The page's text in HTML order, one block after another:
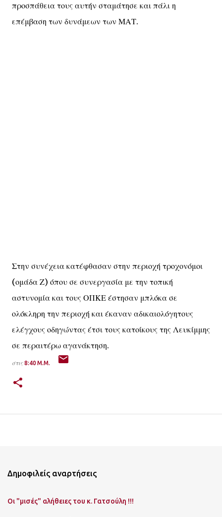
προσπάθεια τους αυτήν σταμάτησε και πάλι η
επέμβαση των δυνάμεων των ΜΑΤ.
Στην συνέχεια κατέφθασαν στην περιοχή τροχονόμοι
(ομάδα Ζ) όπου σε συνεργασία με την τοπική
αστυνομία και τους ΟΠΚΕ έστησαν μπλόκα σε
ολόκληρη την περιοχή και έκαναν αδικαιολόγητους
ελέγχους οδηγώντας έτσι τους κατοίκους της Λευκίμμης
σε περαιτέρω αγανάκτηση.
στις8:40 Μ.Μ.
Δημοφιλείς αναρτήσεις
Οι "μισές" αλήθειες του κ. Γατσούλη !!!